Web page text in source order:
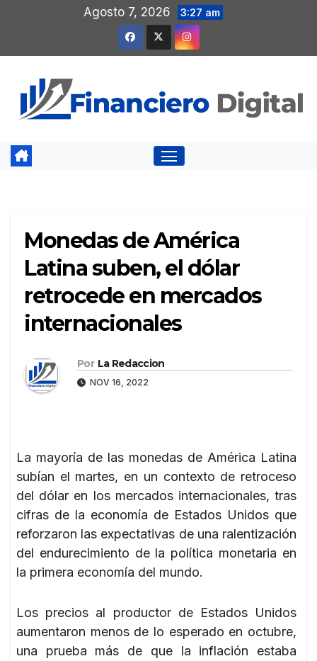
contenido
Agosto 7, 2026 3:27 am
Monedas de América
Latina suben, el dólar
retrocede en mercados
internacionales
Por La Redaccion
NOV 16, 2022
La mayoría de las monedas de América Latina
subían el martes, en un contexto de retroceso
del dólar en los mercados internacionales, tras
cifras de la economía de Estados Unidos que
reforzaron las expectativas de una ralentización
del endurecimiento de la política monetaria en
la primera economía del mundo.
Los precios al productor de Estados Unidos
aumentaron menos de lo esperado en octubre,
una prueba más de que la inflación estaba